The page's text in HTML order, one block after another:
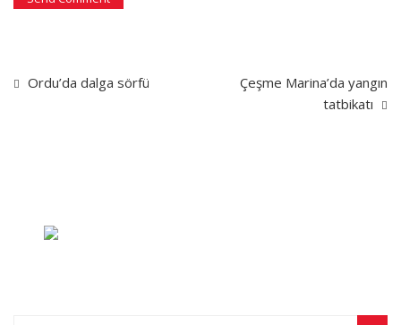
Ordu’da dalga sörfü
Çeşme Marina’da yangın
tatbikatı